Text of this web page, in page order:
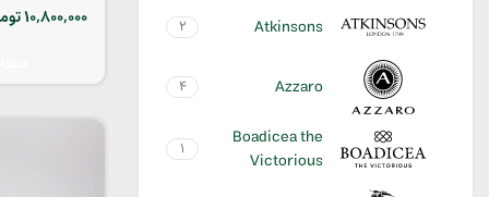
Atkinsons
2
Azzaro
4
Boadicea the
Victorious
1
10,800,000